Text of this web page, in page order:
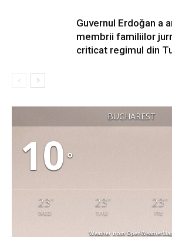
Guvernul Erdoğan a
membrii familiilor
criticat regimul din
BUCHAREST
10°
23°
WED
23°
THU
23°
FRI
Weather from